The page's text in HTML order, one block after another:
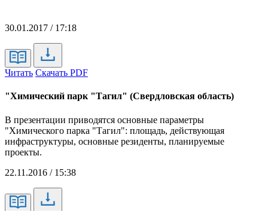
30.01.2017 / 17:18
Читать Скачать PDF
"Химический парк "Тагил" (Свердловская область)
В презентации приводятся основные параметры
"Химического парка "Тагил": площадь, действующая
инфраструктуры, основные резиденты, планируемые
проекты.
22.11.2016 / 15:38